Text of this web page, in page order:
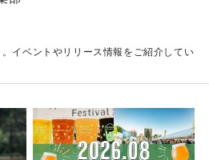
イベントやリリース情報をご紹介してい